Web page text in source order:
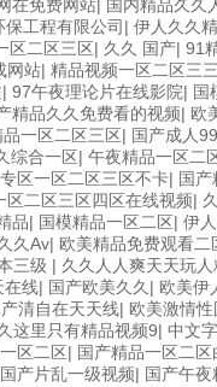
在免费网站| 国内精品久久
工程有限公司 | 伊人久久
区二区三区| 久久 国产| 91
网站| 精品视频一区二区三
| 97午夜理论片在线影院| 国
精品久久免费看的视频| 欧
一区二区三区| 国产成人
综合一区| 午夜精品一区二
区一区二区三区不卡| 国
区二区三区四区在线视频|
品| 国模精品一区二区| 伊
久Av| 欧美精品免费观看二
三级 | 久久人人爽天天玩
在线| 国产欧美久久| 欧美伊
清自在天天线| 欧美激情
这里只有精品视频9| 中文
区二区| 国产精品一区二区
国产片乱一级视频| 国产午